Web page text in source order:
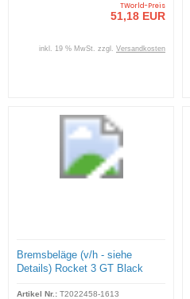
TWorld-Preis
51,18 EUR
inkl. 19 % MwSt. zzgl. Versandkosten
Bremsbeläge (v/h - siehe
Details) Rocket 3 GT Black
Artikel Nr.: T2022458-1613